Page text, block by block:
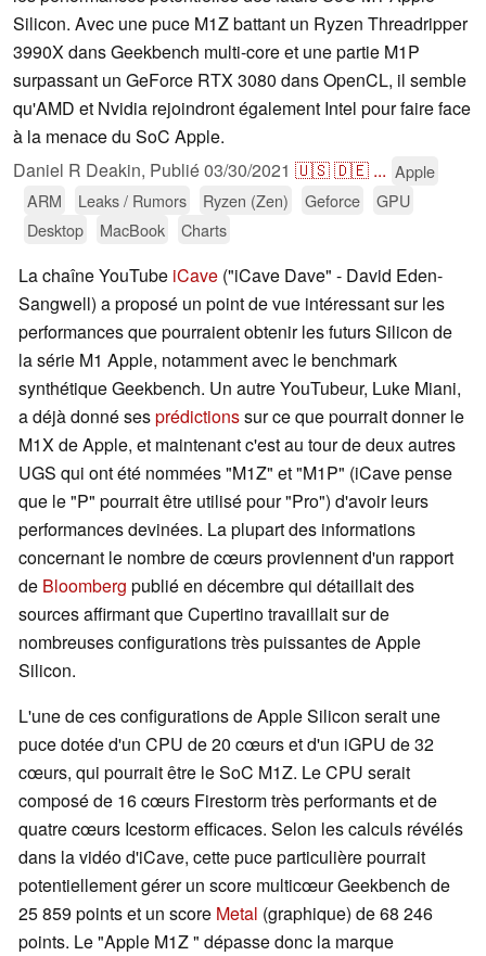
Silicon. Avec une puce M1Z battant un Ryzen Threadripper
3990X dans Geekbench multi-core et une partie M1P
surpassant un GeForce RTX 3080 dans OpenCL, il semble
qu'AMD et Nvidia rejoindront également Intel pour faire face
à la menace du SoC Apple.
Daniel R Deakin, Publié03/30/2021 🇺🇸🇩🇪 ... Apple
ARM
Leaks / Rumors Ryzen (Zen) Geforce
GPU
Desktop
MacBook Charts
La chaîne YouTube iCave ("iCave Dave" - David Eden-
Sangwell) a proposé un point de vue intéressant sur les
performances que pourraient obtenir les futurs Silicon de
la série M1 Apple, notamment avec le benchmark
synthétique Geekbench. Un autre YouTubeur, Luke Miani,
a déjà donné sesprédictionssur ce que pourrait donner le
M1X de Apple, et maintenant c'est au tour de deux autres
UGS qui ont été nommées "M1Z" et "M1P" (iCave pense
que le "P" pourrait être utilisé pour "Pro") d'avoir leurs
performances devinées. La plupart des informations
concernant le nombre de cœurs proviennent d'un rapport
de Bloomberg publié en décembre qui détaillait des
sources affirmant que Cupertino travaillait sur de
nombreuses configurations très puissantes de Apple
Silicon.
L'une de ces configurations de Apple Silicon serait une
puce dotée d'un CPU de 20 cœurs et d'un iGPU de 32
cœurs, qui pourrait être le SoC M1Z. Le CPU serait
composé de 16 cœurs Firestorm très performants et de
quatre cœurs Icestorm efficaces. Selon les calculs révélés
dans la vidéo d'iCave, cette puce particulière pourrait
potentiellement gérer un score multicœur Geekbench de
25 859 points et un score Metal (graphique) de 68 246
points. Le "Apple M1Z " dépasse donc la marque